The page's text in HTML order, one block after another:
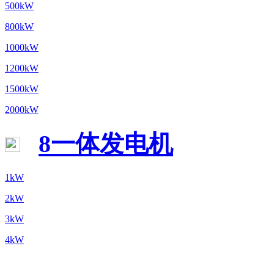
500kW
800kW
1000kW
1200kW
1500kW
2000kW
8一体发电机
1kW
2kW
3kW
4kW